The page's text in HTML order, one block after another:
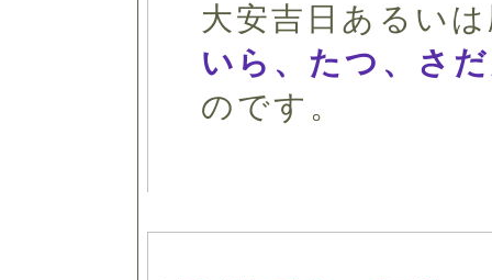
大安吉日あるい
いら、たつ、さ
のです。